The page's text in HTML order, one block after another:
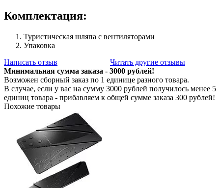
Комплектация:
Туристическая шляпа с вентиляторами
Упаковка
Написать отзыв
Читать другие отзывы
Минимальная сумма заказа - 3000 рублей!
Возможен сборный заказ по 1 единице разного товара.
В случае, если у вас на сумму 3000 рублей получилось менее 5
единиц товара - прибавляем к общей сумме заказа 300 рублей!
Похожие товары